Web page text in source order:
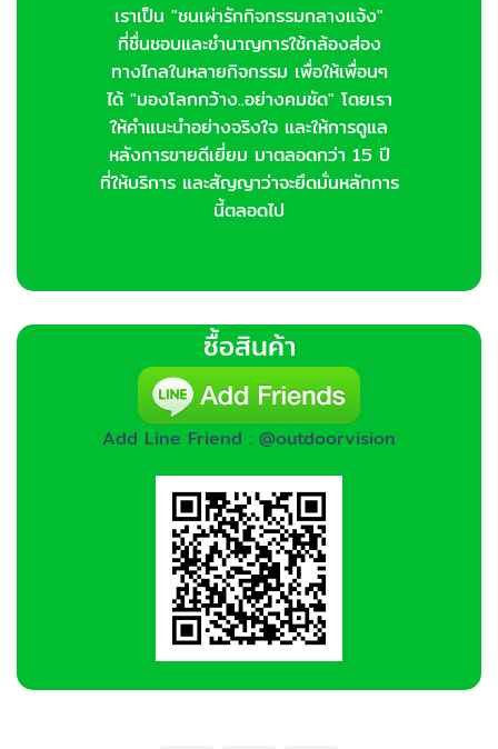
เราเป็น "ชนเผ่ารักกิจกรรมกลางแจ้ง"
ที่ชื่นชอบและชำนาญการใช้กล้องส่อง
ทางไกลในหลายกิจกรรม เพื่อให้เพื่อนๆ
ได้ "มองโลกกว้าง..อย่างคมชัด" โดยเรา
ให้คำแนะนำอย่างจริงใจ และให้การดูแล
หลังการขายดีเยี่ยม มาตลอดกว่า 15 ปี
ที่ให้บริการ และสัญญาว่าจะยึดมั่นหลักการ
นี้ตลอดไป
ซื้อสินค้า
Add Line Friend : @outdoorvision